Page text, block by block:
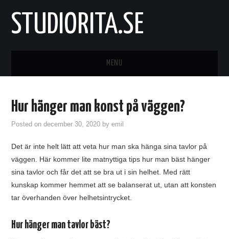
STUDIORITA.SE
MENU
Hur hänger man konst på väggen?
Posted ondecember 30, 2020 byemil
Det är inte helt lätt att veta hur man ska hänga sina tavlor på
väggen. Här kommer lite matnyttiga tips hur man bäst hänger
sina tavlor och får det att se bra ut i sin helhet. Med rätt
kunskap kommer hemmet att se balanserat ut, utan att konsten
tar överhanden över helhetsintrycket.
Hur hänger man tavlor bäst?